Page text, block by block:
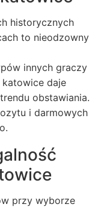
historycznych
to nieodzowny
innych graczy
daje
obstawiania.
i darmowych
przy wyborze